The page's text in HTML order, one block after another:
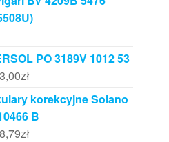
PO 3189V 1012 53
zł
korekcyjne Solano
B
zł